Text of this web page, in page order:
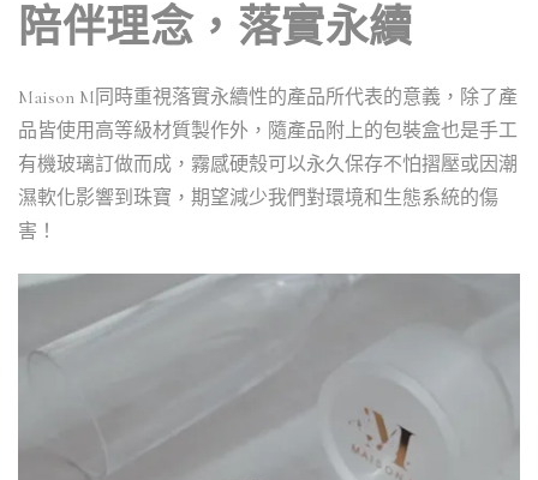
陪伴理念，落實永續
Maison M同時重視落實永續性的產品所代表的意義，除了產
品皆使用高等級材質製作外，隨產品附上的包裝盒也是手工
有機玻璃訂做而成，霧感硬殼可以永久保存不怕摺壓或因潮
濕軟化影響到珠寶，期望減少我們對環境和生態系統的傷
害！